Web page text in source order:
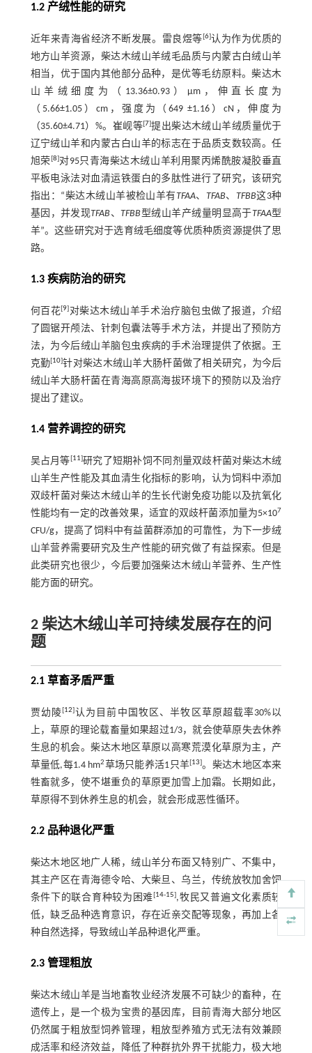
1.2 产绒性能的研究
近年来青海省经济不断发展。雷良煜等[6]认为作为优质的
地方山羊资源，柴达木绒山羊绒毛品质与内蒙古白绒山羊
相当，优于国内其他部分品种，是优等毛纺原料。柴达木
山羊绒细度为（13.36±0.93）μm，伸直长度为
（5.66±1.05）cm，强度为（649 ±1.16）cN，伸度为
（35.60±4.71）%。崔岘等[7]提出柴达木绒山羊绒质量优于
辽宁绒山羊和内蒙古白山羊的标志在于品质支数较高。任
旭荣[8]对95只青海柴达木绒山羊利用聚丙烯酰胺凝胶垂直
平板电泳法对血清运铁蛋白的多肽性进行了研究，该研究
指出：“柴达木绒山羊被检山羊有 TFAA、 TFAB、 TFBB这3种
基因，并发现TFAB 、TFBB型绒山羊产绒量明显高于TFAA型
羊”。这些研究对于选育绒毛细度等优质种质资源提供了思
路。
1.3 疾病防治的研究
何百花[9] 对柴达木绒山羊手术治疗脑包虫做了报道，介绍
了圆锯开颅法、针刺包囊法等手术方法，并提出了预防方
法，为今后绒山羊脑包虫疾病的手术治理提供了依据。王
克勤[10]针对柴达木绒山羊大肠杆菌做了相关研究，为今后
绒山羊大肠杆菌在青海高原高海拔环境下的预防以及治疗
提出了建议。
1.4 营养调控的研究
吴占月等[11]研究了短期补饲不同剂量双歧杆菌对柴达木绒
山羊生产性能及其血清生化指标的影响，认为饲料中添加
双歧杆菌对柴达木绒山羊的生长代谢免疫功能以及抗氧化
性能均有一定的改善效果，适宜的双歧杆菌添加量为5×107
CFU/g，提高了饲料中有益菌群添加的可靠性，为下一步绒
山羊营养需要研究及生产性能的研究做了有益探索。但是
此类研究也很少，今后要加强柴达木绒山羊营养、生产性
能方面的研究。
2 柴达木绒山羊可持续发展存在的问
题
2.1 草畜矛盾严重
贾幼陵[12]认为目前中国牧区、半牧区草原超载率30%以
上，草原的理论载畜量如果超过1/3，就会使草原失去休养
生息的机会。柴达木地区草原以高寒荒漠化草原为主，产
草量低,每1.4 hm2草场只能养活1只羊[13]。柴达木地区本来
牲畜就多，使不堪重负的草原更加雪上加霜。长期如此，
草原得不到休养生息的机会，就会形成恶性循环。
2.2 品种退化严重
柴达木地区地广人稀，绒山羊分布面又特别广、不集中，
其主产区在青海德令哈、大柴旦、乌兰，传统放牧加舍饲
条件下的联合育种较为困难[14-15],牧民又普遍文化素质较
低，缺乏品种选育意识，存在近亲交配等现象，再加上各
种自然选择，导致绒山羊品种退化严重。
2.3 管理粗放
柴达木绒山羊是当地畜牧业经济发展不可缺少的畜种，在
遗传上，是一个极为宝贵的基因库，目前青海大部分地区
仍然属于粗放型饲养管理，粗放型养殖方式无法有效兼顾
成活率和经济效益，降低了种群抗外界干扰能力，极大地